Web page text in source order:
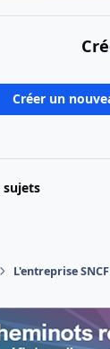
Créer un
sujets
L'entreprise